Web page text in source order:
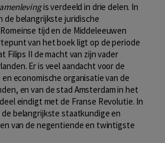
is verdeeld in drie delen. In
belangrijkste juridische
tijd en de Middeleeuwen
van het boek ligt op de periode
Filips II de macht van zijn vader
Er is veel aandacht voor de
economische organisatie van de
en van de stad Amsterdam in het
eindigt met de Franse Revolutie. In
belangrijkste staatkundige en
van de negentiende en twintigste